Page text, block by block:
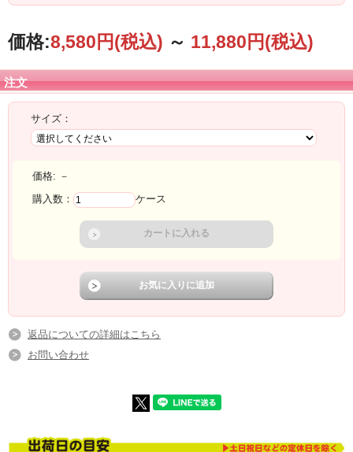
用した、有料義務付け対象外（無料配布が可能）のお弁当用の手提げレジ袋（乳
白）です。レジ袋本体に、バイオマスマーク・文言を印刷して環境配慮をアピー
ンキを使用しています。
価格:8,580円(税込) ～ 11,880円(税込)
注文
サイズ：
価格: －
購入数：
ケース
返品についての詳細はこちら
お問い合わせ